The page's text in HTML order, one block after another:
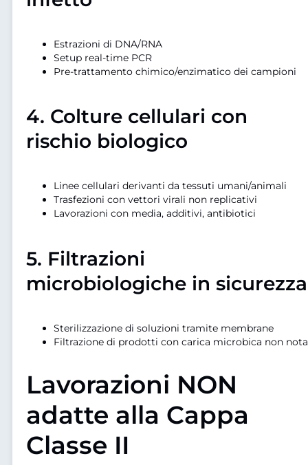
Estrazioni di DNA/RNA
Setup real-time PCR
Pre-trattamento chimico/enzimatico dei campioni
4. Colture cellulari con
rischio biologico
Linee cellulari derivanti da tessuti umani/animali
Trasfezioni con vettori virali non replicativi
Lavorazioni con media, additivi, antibiotici
5. Filtrazioni
microbiologiche in sicurezza
Sterilizzazione di soluzioni tramite membrane
Filtrazione di prodotti con carica microbica non nota
Lavorazioni NON
adatte alla Cappa
Classe II